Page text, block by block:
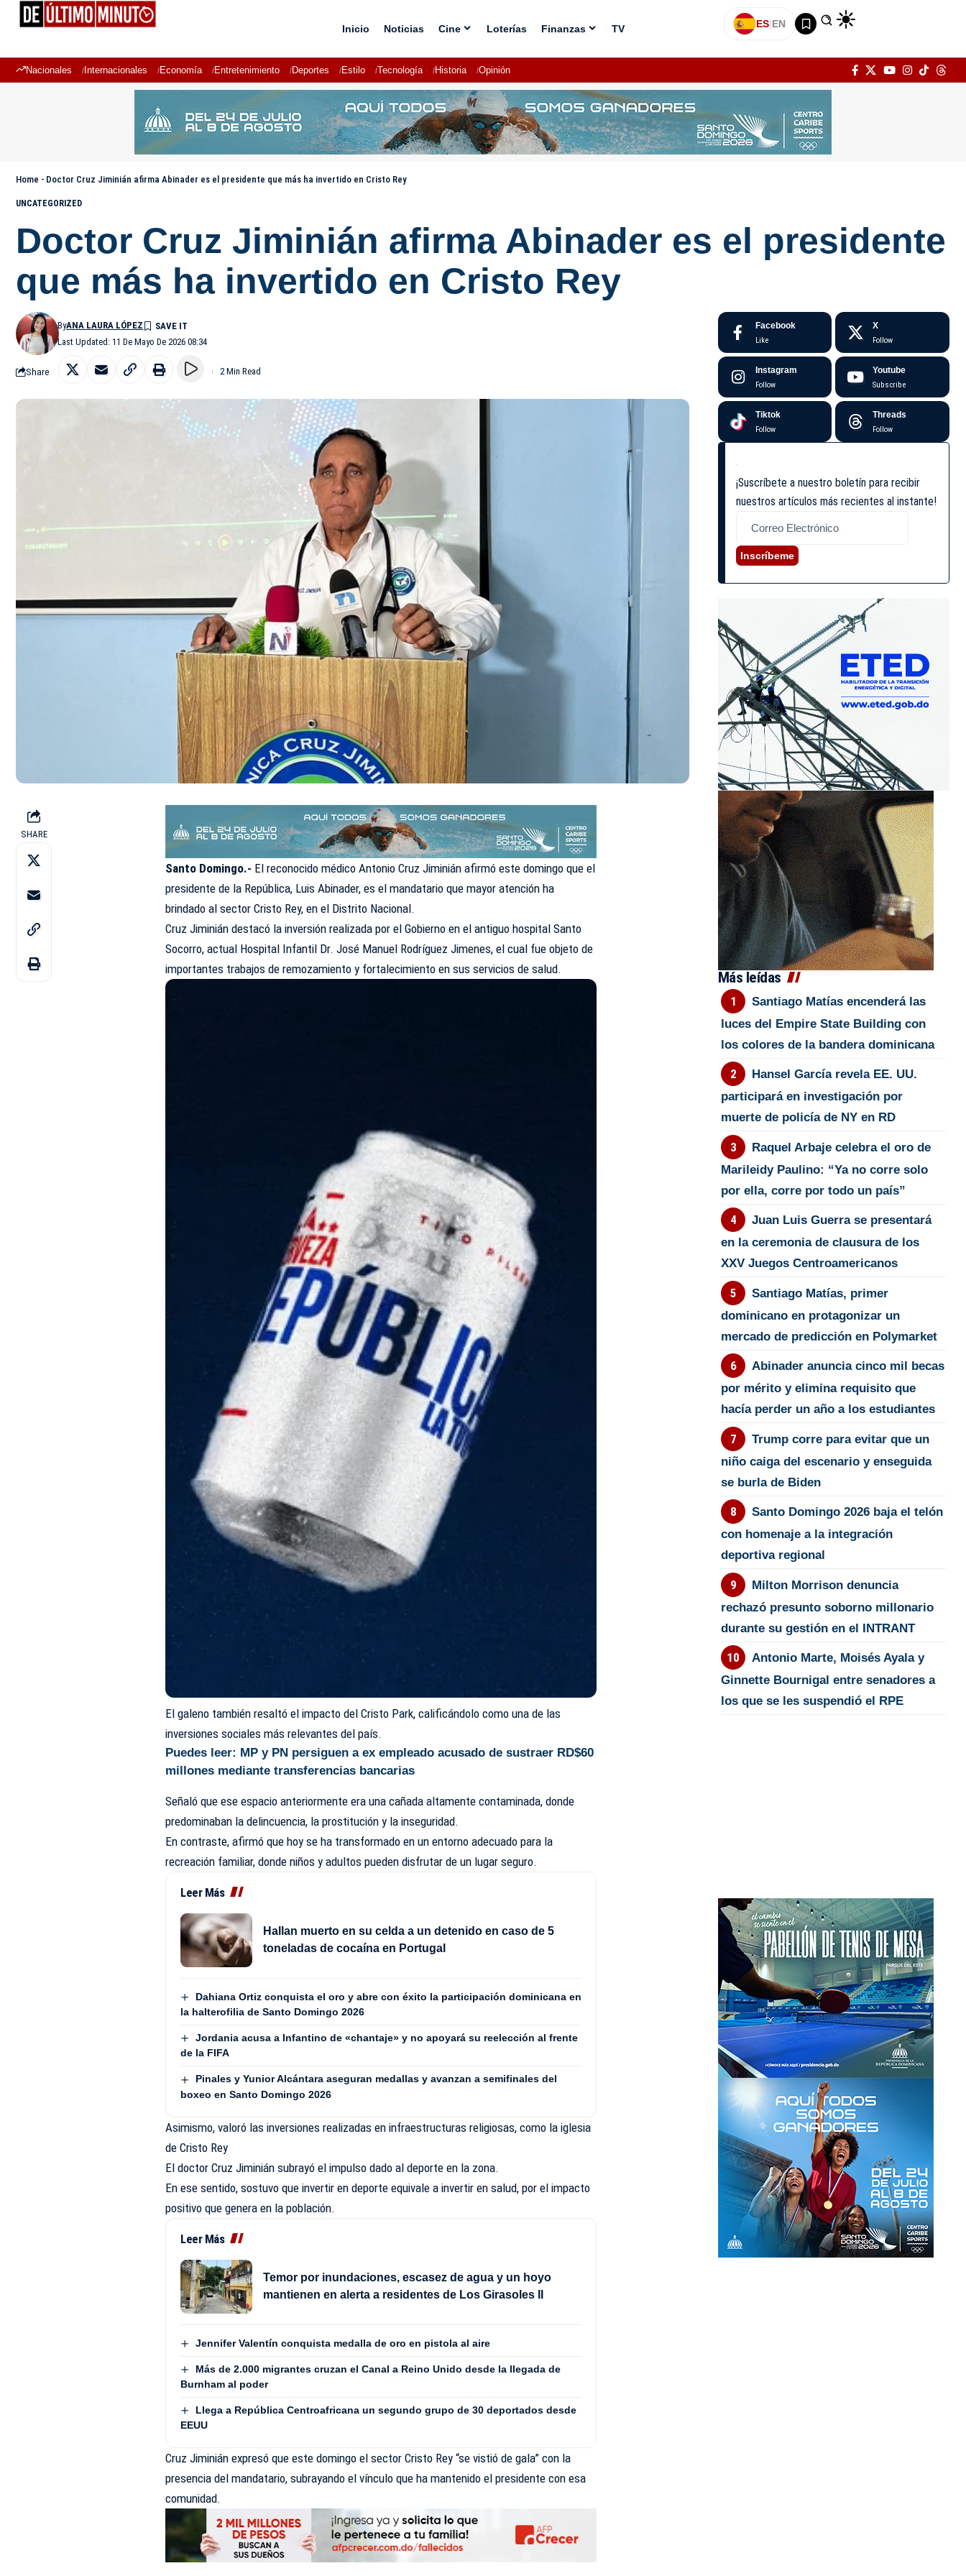
Inicio Noticias Cine Loterías Finanzas TV ES|EN
Nacionales Internacionales Economía Entretenimiento Deportes Estilo Tecnología Historia Opinión
Home - Doctor Cruz Jiminián afirma Abinader es el presidente que más ha invertido en Cristo Rey
UNCATEGORIZED
Doctor Cruz Jiminián afirma Abinader es el presidente
que más ha invertido en Cristo Rey
Last Updated: 11 De Mayo De 2026 08:34
ByANA LAURA LÓPEZ
Share 2 Min Read
SHARE
Santo Domingo.- El reconocido médico Antonio Cruz Jiminián afirmó este domingo que el
presidente de la República, Luis Abinader, es el mandatario que mayor atención ha
brindado al sector Cristo Rey, en el Distrito Nacional.
Cruz Jiminián destacó la inversión realizada por el Gobierno en el antiguo hospital Santo
Socorro, actual Hospital Infantil Dr. José Manuel Rodríguez Jimenes, el cual fue objeto de
importantes trabajos de remozamiento y fortalecimiento en sus servicios de salud.
El galeno también resaltó el impacto del Cristo Park, calificándolo como una de las
inversiones sociales más relevantes del país.
Puedes leer: MP y PN persiguen a ex empleado acusado de sustraer RD$60
millones mediante transferencias bancarias
Señaló que ese espacio anteriormente era una cañada altamente contaminada, donde
predominaban la delincuencia, la prostitución y la inseguridad.
En contraste, afirmó que hoy se ha transformado en un entorno adecuado para la
recreación familiar, donde niños y adultos pueden disfrutar de un lugar seguro.
Leer Más
Hallan muerto en su celda a un detenido en caso de 5
toneladas de cocaína en Portugal
Dahiana Ortiz conquista el oro y abre con éxito la participación dominicana en
la halterofilia de Santo Domingo 2026
Jordania acusa a Infantino de «chantaje» y no apoyará su reelección al frente
de la FIFA
Pinales y Yunior Alcántara aseguran medallas y avanzan a semifinales del
boxeo en Santo Domingo 2026
Asimismo, valoró las inversiones realizadas en infraestructuras religiosas, como la iglesia
de Cristo Rey
El doctor Cruz Jiminián subrayó el impulso dado al deporte en la zona.
En ese sentido, sostuvo que invertir en deporte equivale a invertir en salud, por el impacto
positivo que genera en la población.
Leer Más
Temor por inundaciones, escasez de agua y un hoyo
mantienen en alerta a residentes de Los Girasoles II
Jennifer Valentín conquista medalla de oro en pistola al aire
Más de 2.000 migrantes cruzan el Canal a Reino Unido desde la llegada de
Burnham al poder
Llega a República Centroafricana un segundo grupo de 30 deportados desde
EEUU
Cruz Jiminián expresó que este domingo el sector Cristo Rey “se vistió de gala” con la
presencia del mandatario, subrayando el vínculo que ha mantenido el presidente con esa
comunidad.
Facebook
Like
X
Follow
Instagram
Follow
Youtube
Subscribe
Tiktok
Follow
Threads
Follow
¡Suscríbete a nuestro boletín para recibir
nuestros artículos más recientes al instante!
Inscríbeme
Más leídas
Santiago Matías encenderá las
luces del Empire State Building con
los colores de la bandera dominicana
Hansel García revela EE. UU.
participará en investigación por
muerte de policía de NY en RD
Raquel Arbaje celebra el oro de
Marileidy Paulino: “Ya no corre solo
por ella, corre por todo un país”
Juan Luis Guerra se presentará
en la ceremonia de clausura de los
XXV Juegos Centroamericanos
Santiago Matías, primer
dominicano en protagonizar un
mercado de predicción en Polymarket
Abinader anuncia cinco mil becas
por mérito y elimina requisito que
hacía perder un año a los estudiantes
Trump corre para evitar que un
niño caiga del escenario y enseguida
se burla de Biden
Santo Domingo 2026 baja el telón
con homenaje a la integración
deportiva regional
Milton Morrison denuncia
rechazó presunto soborno millonario
durante su gestión en el INTRANT
Antonio Marte, Moisés Ayala y
Ginnette Bournigal entre senadores a
los que se les suspendió el RPE